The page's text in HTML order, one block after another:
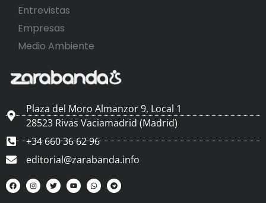
Entrevistas
Empresas
Medio Ambiente
Plaza del Moro Almanzor 9, Local 1
28523 Rivas Vaciamadrid (Madrid)
+34 660 36 62 96
editorial@zarabanda.info